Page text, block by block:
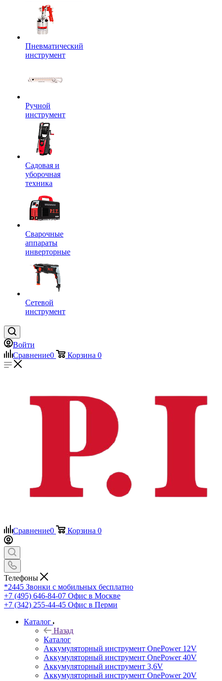
Пневматический
инструмент
Ручной
инструмент
Садовая и
уборочная
техника
Сварочные
аппараты
инверторные
Сетевой
инструмент
Войти
Сравнение0 Корзина 0
Сравнение0 Корзина 0
Телефоны
*2445 Звонки с мобильных бесплатно
+7 (495) 646-84-07 Офис в Москве
+7 (342) 255-44-45 Офис в Перми
Каталог
Назад
Каталог
Аккумуляторный инструмент OnePower 12V
Аккумуляторный инструмент OnePower 40V
Аккумуляторный инструмент 3,6V
Аккумуляторный инструмент OnePower 20V